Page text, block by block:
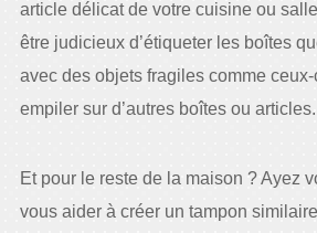
article délicat de votre cuisine ou
être judicieux d’étiqueter les boîtes
avec des objets fragiles comme
empiler sur d’autres boîtes ou articles.
Et pour le reste de la maison ? Ayez
vous aider à créer un tampon